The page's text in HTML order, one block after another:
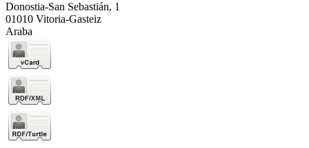
Donostia-San Sebastián, 1
01010 Vitoria-Gasteiz
Araba